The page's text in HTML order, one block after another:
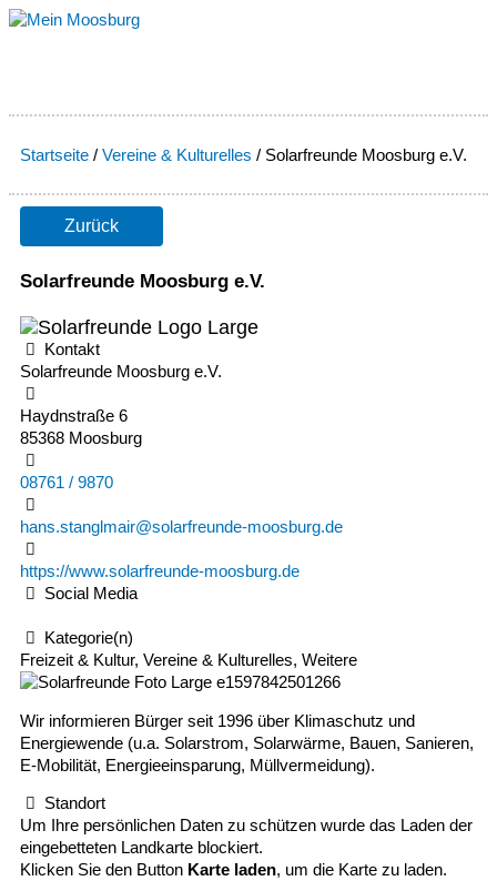
Zum
Inhalt
Startseite / Vereine & Kulturelles / Solarfreunde Moosburg e.V.
Solarfreunde Moosburg e.V.
Zurück
Kontakt
Solarfreunde Moosburg e.V.
Haydnstraße 6
85368 Moosburg
08761 / 9870
hans.stanglmair@solarfreunde-moosburg.de
https://www.solarfreunde-moosburg.de
Social Media
Kategorie(n)
Freizeit & Kultur, Vereine & Kulturelles, Weitere
Wir informieren Bürger seit 1996 über Klimaschutz und
Energiewende (u.a. Solarstrom, Solarwärme, Bauen, Sanieren,
E-Mobilität, Energieeinsparung, Müllvermeidung).
Standort
Um Ihre persönlichen Daten zu schützen wurde das Laden der
eingebetteten Landkarte blockiert.
Klicken Sie den Button Karte laden, um die Karte zu laden.